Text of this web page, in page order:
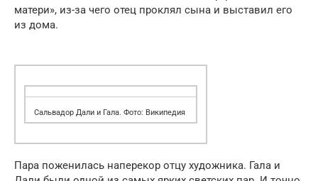
матери», из-за чего отец проклял сына и выставил его
из дома.
Сальвадор Дали и Гала. Фото: Википедия
Пара поженилась наперекор отцу художника. Гала и